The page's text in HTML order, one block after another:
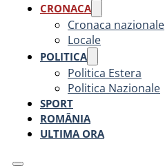
CRONACA
Cronaca nazionale
Locale
POLITICA
Politica Estera
Politica Nazionale
SPORT
ROMÂNIA
ULTIMA ORA